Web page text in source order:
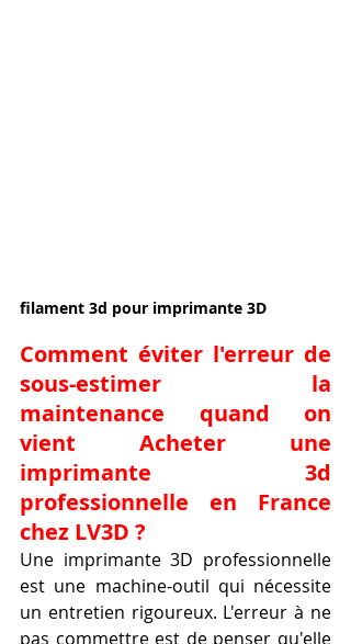
filament 3d pour imprimante 3D
Comment éviter l'erreur de
sous-estimer la
maintenance quand on
vient Acheter une
imprimante 3d
professionnelle en France
chez LV3D ?
Une imprimante 3D professionnelle
est une machine-outil qui nécessite
un entretien rigoureux. L'erreur à ne
pas commettre est de penser qu'elle